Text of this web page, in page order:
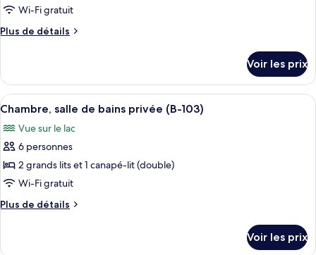
privée
105)
ce
type
de
Chambre,
salle
de
bains
privée
(B-
104)
Wi-Fi gratuit
Plus de détails
Plus
le
type
de
Chambre,
salle
bains
privée
104)
Voir les prix
Afficher
toutes
les
photos
pour
ce
type
de
Chambre,
Une cuisine de taille réduite, dotée
8
Chambre, salle de bains privée (B-103)
Vue sur le lac
6 personnes
2 grands lits et 1 canapé-lit (double)
Wi-Fi gratuit
Plus de détails
Plus
Voir les prix